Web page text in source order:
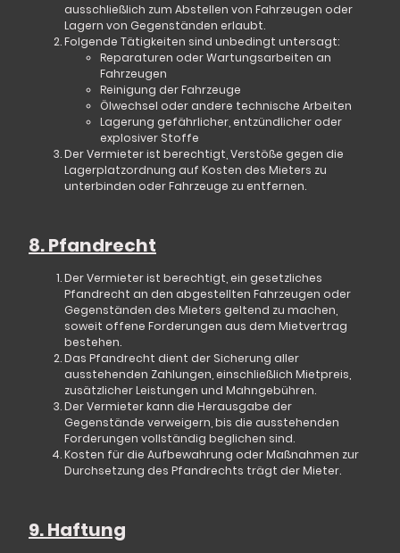
ausschließlich zum Abstellen von Fahrzeugen oder
Lagern von Gegenständen erlaubt.
Folgende Tätigkeiten sind unbedingt untersagt:
Reparaturen oder Wartungsarbeiten an
Fahrzeugen
Reinigung der Fahrzeuge
Ölwechsel oder andere technische Arbeiten
Lagerung gefährlicher, entzündlicher oder
explosiver Stoffe
Der Vermieter ist berechtigt, Verstöße gegen die
Lagerplatzordnung auf Kosten des Mieters zu
unterbinden oder Fahrzeuge zu entfernen.
8. Pfandrecht
Der Vermieter ist berechtigt, ein gesetzliches
Pfandrecht an den abgestellten Fahrzeugen oder
Gegenständen des Mieters geltend zu machen,
soweit offene Forderungen aus dem Mietvertrag
bestehen.
Das Pfandrecht dient der Sicherung aller
ausstehenden Zahlungen, einschließlich Mietpreis,
zusätzlicher Leistungen und Mahngebühren.
Der Vermieter kann die Herausgabe der
Gegenstände verweigern, bis die ausstehenden
Forderungen vollständig beglichen sind.
Kosten für die Aufbewahrung oder Maßnahmen zur
Durchsetzung des Pfandrechts trägt der Mieter.
9. Haftung